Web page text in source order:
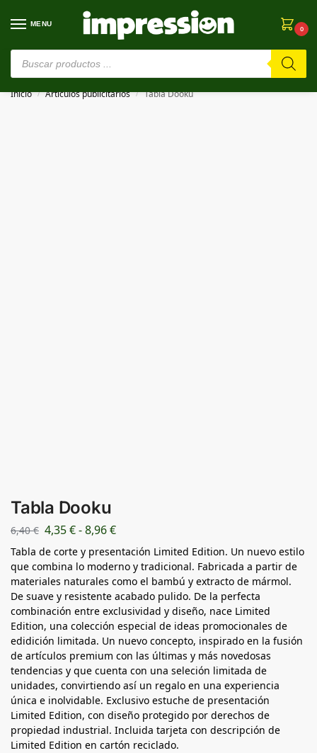
MENU
0
⚠️ Estamos en pruebas. Si algo falla, ¡Perdón!⚠️
Inicio / Artículos publicitarios / Tabla Dooku
Tabla Dooku
6,40€ 4,35€-8,96€
Tabla de corte y presentación Limited Edition. Un nuevo estilo
que combina lo moderno y tradicional. Fabricada a partir de
materiales naturales como el bambú y extracto de mármol.
De suave y resistente acabado pulido. De la perfecta
combinación entre exclusividad y diseño, nace Limited
Edition, una colección especial de ideas promocionales de
edidición limitada. Un nuevo concepto, inspirado en la fusión
de artículos premium con las últimas y más novedosas
tendencias y que cuenta con una seleción limitada de
unidades, convirtiendo así un regalo en una experiencia
única e inolvidable. Exclusivo estuche de presentación
Limited Edition, con diseño protegido por derechos de
propiedad industrial. Incluida tarjeta con descripción de
Limited Edition en cartón reciclado.